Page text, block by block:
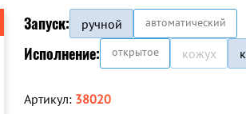
Запуск: ручной автоматический
Исполнение: открытое кожух
Артикул: 38020